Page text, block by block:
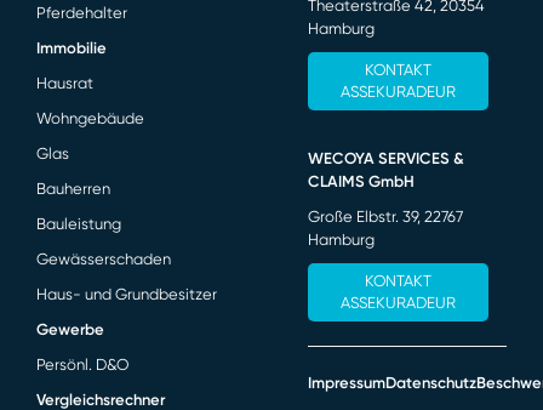
Pferdehalter
Immobilie
Hausrat
Wohngebäude
Glas
Bauherren
Bauleistung
Gewässerschaden
Haus- und Grundbesitzer
Gewerbe
Persönl. D&O
Vergleichsrechner
Theaterstraße 42, 20354
Hamburg
KONTAKT
ASSEKURADEUR
WECOYA SERVICES &
CLAIMS GmbH
Große Elbstr. 39, 22767
Hamburg
KONTAKT
ASSEKURADEUR
ImpressumDatenschutz